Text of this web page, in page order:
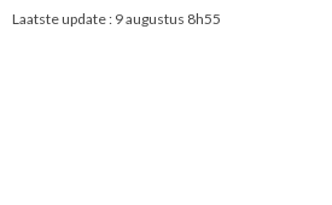
Laatste update : 9 augustus 8h55